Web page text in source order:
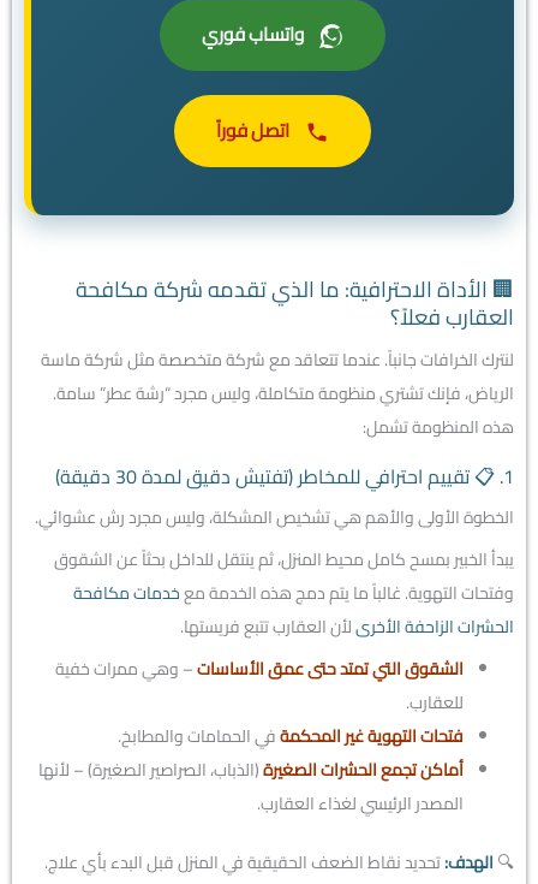
واتساب فوري
اتصل فوراً
🏢 الأداة الاحترافية: ما الذي تقدمه شركة مكافحة
العقارب فعلاً؟
لنترك الخرافات جانباً. عندما تتعاقد مع شركة متخصصة مثل شركة ماسة
الرياض، فإنك تشتري منظومة متكاملة، وليس مجرد “رشة عطر” سامة.
هذه المنظومة تشمل:
1. 📋 تقييم احترافي للمخاطر (تفتيش دقيق لمدة 30 دقيقة)
الخطوة الأولى والأهم هي تشخيص المشكلة، وليس مجرد رش عشوائي.
يبدأ الخبير بمسح كامل محيط المنزل، ثم ينتقل للداخل بحثاً عن الشقوق
وفتحات التهوية. غالباً ما يتم دمج هذه الخدمة معخدمات مكافحة
الحشرات الزاحفة الأخرىلأن العقارب تتبع فريستها.
الشقوق التي تمتد حتى عمق الأساسات– وهي ممرات خفية
للعقارب.
فتحات التهوية غير المحكمةفي الحمامات والمطابخ.
أماكن تجمع الحشرات الصغيرة(الذباب، الصراصير الصغيرة) – لأنها
المصدر الرئيسي لغذاء العقارب.
🔍الهدف:تحديد نقاط الضعف الحقيقية في المنزل قبل البدء بأي علاج.